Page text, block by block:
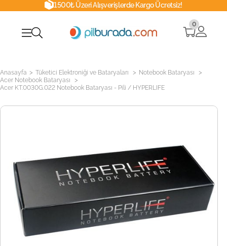
1500₺ Üzeri Alışverişlerde Kargo Ücretsiz!
0
Anasayfa > Tüketici Elektroniği ve Bataryaları > Notebook Bataryası >
Acer Notebook Bataryası >
Acer KT.0030G.022 Notebook Bataryası - Pili / HYPERLIFE